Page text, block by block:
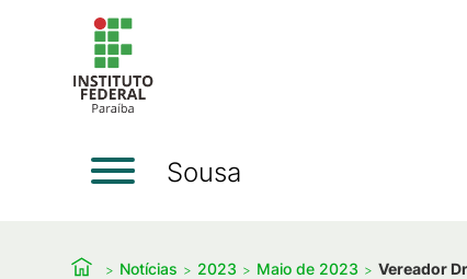
Sousa
Notícias 2023 Maio de 2023 Vereador